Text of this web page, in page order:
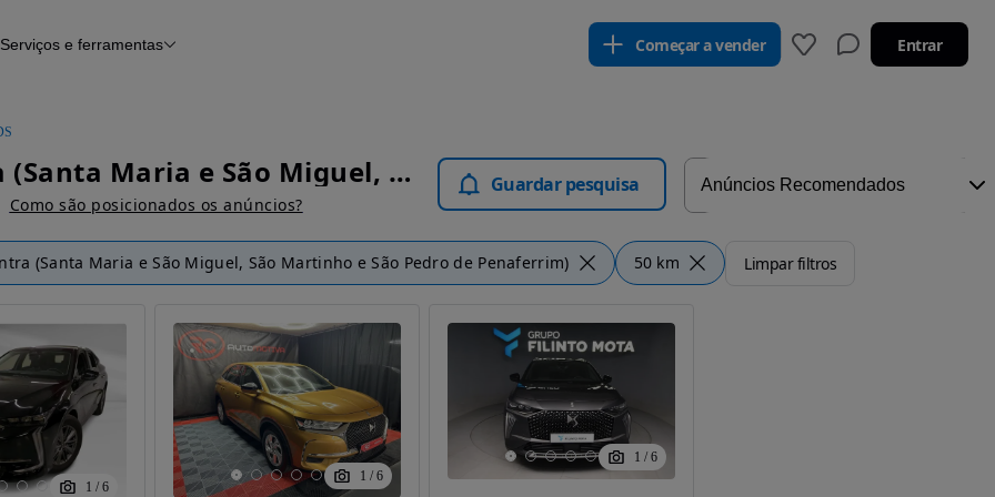
Serviços e ferramentas Começar a vender Entrar
DS Sintra (Santa Maria e São Miguel, São Martinho e São Pedro de Penaferrim) - Carros
Como são posicionados os anúncios?
Guardar pesquisa
(Santa Maria e São Miguel, São Martinho e São Pedro de Penaferrim) 50 km Limpar filtros
1 / 6
1 / 6
1 / 6